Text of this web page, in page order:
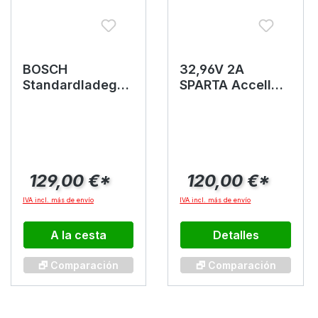
BOSCH
Standardladeger
129,00 €*
IVA incl. más de envío
A la cesta
🗗 Comparación
32,96V 2A
SPARTA Accell
120,00 €*
IVA incl. más de envío
Detalles
🗗 Comparación